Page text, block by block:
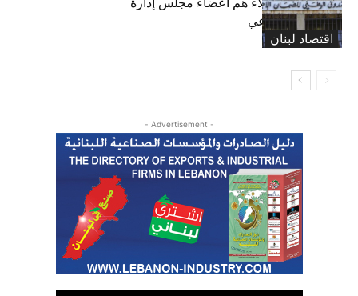
اقتصاد لبنان
الضمان الاجتماعي
- Advertisement -